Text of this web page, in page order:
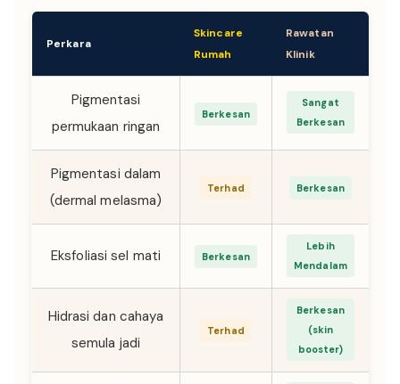
Perkara
Skincare
Rumah
Rawatan
Klinik
Pigmentasi
permukaan ringan
Berkesan
Sangat
Berkesan
Pigmentasi dalam
(dermal melasma)
Terhad Berkesan
Eksfoliasi sel mati Berkesan
Lebih
Mendalam
Hidrasi dan cahaya
semula jadi
Terhad
Berkesan
(skin
booster)